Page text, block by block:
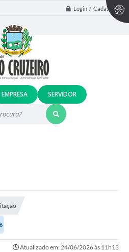
Login / Cadastro
EMPRESA SERVIDOR
Atualizado em: 24/06/2026 às 11h13